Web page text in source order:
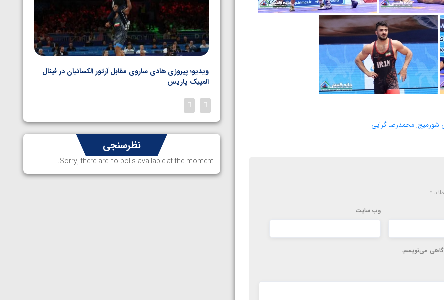
شورمیج,محمدرضا گرایی
*
وب‌ سایت
می‌نویسم.
از
ویدیو؛ صعود حسن یزدانی به فینال المپیک با برتری مقابل
ناظم امینه
ویدیو؛ پیروزی هادی ساروی مقابل آرتور الکسانیان در فینال
المپیک پاریس
نظرسنجی
Sorry, there are no polls available at the moment.